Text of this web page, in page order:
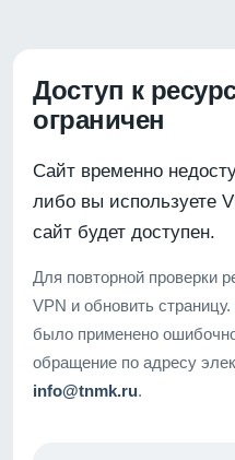
Доступ к
ограничен
Сайт временно
либо вы используете
сайт будет доступен.
Для повторной проверки
VPN и обновить
было применено
обращение по адресу
info@tnmk.ru.